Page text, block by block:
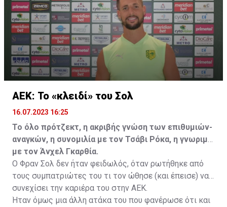
ελεύθερα σε οποιαδήποτε νέα ομάδα το τρέχον
καλοκαίρι.
ΑΕΚ: Το «κλειδί» του Σολ
16.07.2023 16:25
Το όλο πρότζεκτ, η ακριβής γνώση των επιθυμιών-
αναγκών, η συνομιλία με τον Τσάβι Ρόκα, η γνωριμία
με τον Άνχελ Γκαρθία.
Ο Φραν Σολ δεν ήταν φειδωλός, όταν ρωτήθηκε από
τους συμπατριώτες του τι τον ώθησε (και έπεισε) να
συνεχίσει την καριέρα του στην ΑΕΚ.
Ήταν όμως μια άλλη ατάκα του που φανέρωσε ότι και